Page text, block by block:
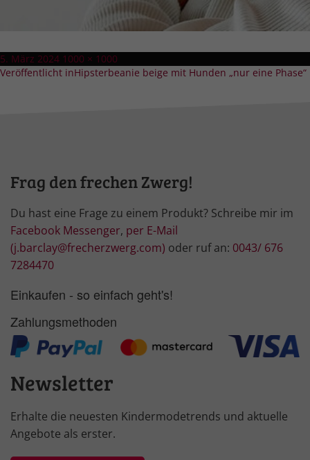
Veröffentlicht
am
5. März 2024 Volle
Größe
1000 × 1000
Beitragsnavigation
Veröffentlicht inHipsterbeanie beige mit Hunden „nur eine Phase“
Frag den frechen Zwerg!
Du hast eine Frage zu einem Produkt? Schreibe mir im
Facebook Messenger, per E-Mail
(j.barclay@frecherzwerg.com) oder ruf an: 0043/ 676
7284470
Einkaufen - so einfach geht's!
Zahlungsmethoden
Newsletter
Erhalte die neuesten Kindermodetrends und aktuelle
Angebote als erster.